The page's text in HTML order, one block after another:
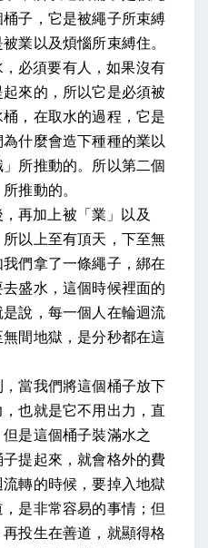
子，它是被繩子所束縛
業以及煩惱所束縛住。
必須要有人，如果沒有
來的，所以它是必須被
，在取水的過程，它是
什麼會造下種種的業以
所推動的。所以第二個
推動的。
再加上被「業」以及
所以上至有頂天，下至無
們拿了一條繩子，綁在
盛水，這個時候裡面的
說，每一個人在輪迴流
間地獄，是分秒都在這
當我們將這個桶子放下
也就是它不用出力，直
是這個桶子裝滿水之
提起來，就會格外的費
轉的時候，要掉入地獄
是非常容易的事情；但
投生在善道，就顯得格